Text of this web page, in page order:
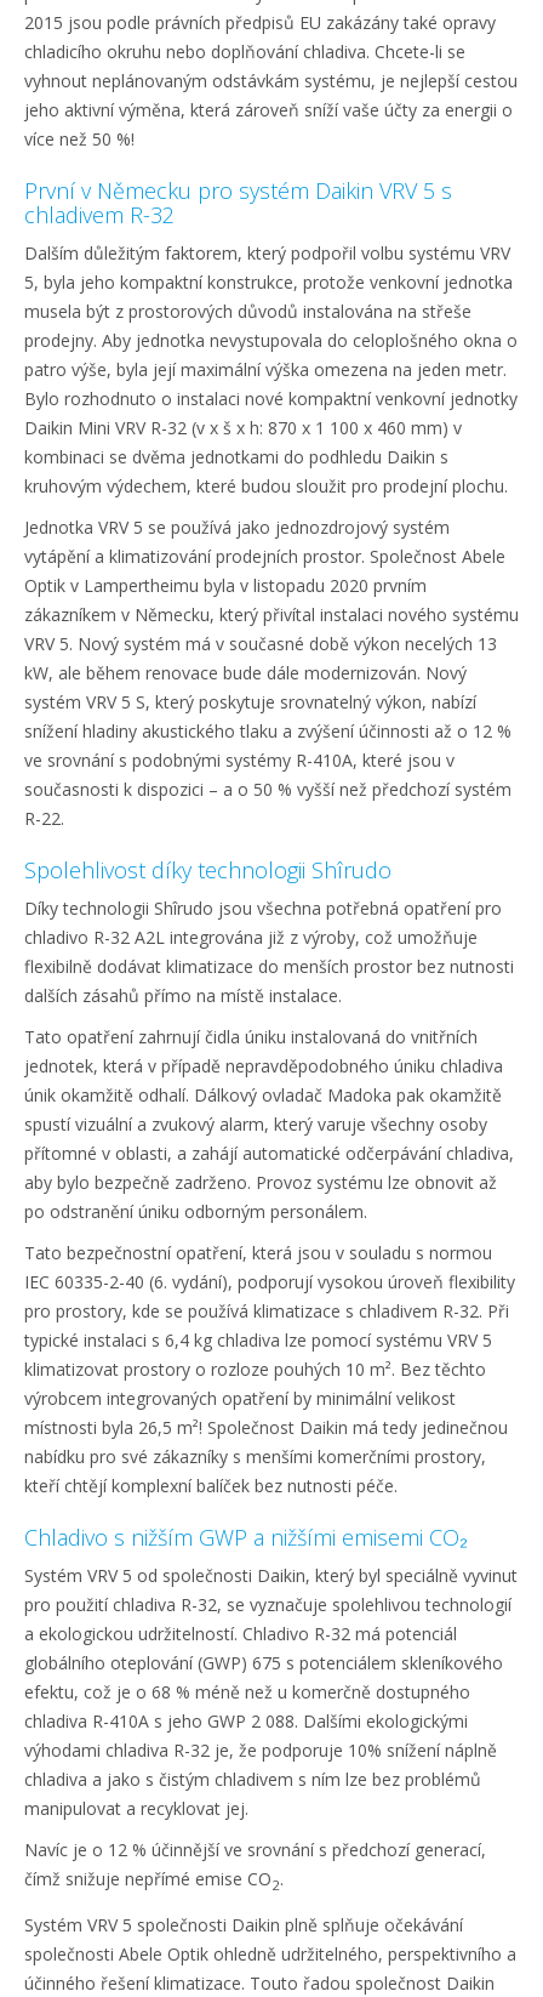
2015 jsou podle právních předpisů EU zakázány také opravy
chladicího okruhu nebo doplňování chladiva. Chcete-li se
vyhnout neplánovaným odstávkám systému, je nejlepší cestou
jeho aktivní výměna, která zároveň sníží vaše účty za energii o
více než 50 %!
První v Německu pro systém Daikin VRV 5 s
chladivem R-32
Dalším důležitým faktorem, který podpořil volbu systému VRV
5, byla jeho kompaktní konstrukce, protože venkovní jednotka
musela být z prostorových důvodů instalována na střeše
prodejny. Aby jednotka nevystupovala do celoplošného okna o
patro výše, byla její maximální výška omezena na jeden metr.
Bylo rozhodnuto o instalaci nové kompaktní venkovní jednotky
Daikin Mini VRV R-32 (v x š x h: 870 x 1 100 x 460 mm) v
kombinaci se dvěma jednotkami do podhledu Daikin s
kruhovým výdechem, které budou sloužit pro prodejní plochu.
Jednotka VRV 5 se používá jako jednozdrojový systém
vytápění a klimatizování prodejních prostor. Společnost Abele
Optik v Lampertheimu byla v listopadu 2020 prvním
zákazníkem v Německu, který přivítal instalaci nového systému
VRV 5. Nový systém má v současné době výkon necelých 13
kW, ale během renovace bude dále modernizován. Nový
systém VRV 5 S, který poskytuje srovnatelný výkon, nabízí
snížení hladiny akustického tlaku a zvýšení účinnosti až o 12 %
ve srovnání s podobnými systémy R-410A, které jsou v
současnosti k dispozici – a o 50 % vyšší než předchozí systém
R-22.
Spolehlivost díky technologii Shîrudo
Díky technologii Shîrudo jsou všechna potřebná opatření pro
chladivo R-32 A2L integrována již z výroby, což umožňuje
flexibilně dodávat klimatizace do menších prostor bez nutnosti
dalších zásahů přímo na místě instalace.
Tato opatření zahrnují čidla úniku instalovaná do vnitřních
jednotek, která v případě nepravděpodobného úniku chladiva
únik okamžitě odhalí. Dálkový ovladač Madoka pak okamžitě
spustí vizuální a zvukový alarm, který varuje všechny osoby
přítomné v oblasti, a zahájí automatické odčerpávání chladiva,
aby bylo bezpečně zadrženo. Provoz systému lze obnovit až
po odstranění úniku odborným personálem.
Tato bezpečnostní opatření, která jsou v souladu s normou
IEC 60335-2-40 (6. vydání), podporují vysokou úroveň flexibility
pro prostory, kde se používá klimatizace s chladivem R-32. Při
typické instalaci s 6,4 kg chladiva lze pomocí systému VRV 5
klimatizovat prostory o rozloze pouhých 10 m². Bez těchto
výrobcem integrovaných opatření by minimální velikost
místnosti byla 26,5 m²! Společnost Daikin má tedy jedinečnou
nabídku pro své zákazníky s menšími komerčními prostory,
kteří chtějí komplexní balíček bez nutnosti péče.
Chladivo s nižším GWP a nižšími emisemi CO₂
Systém VRV 5 od společnosti Daikin, který byl speciálně vyvinut
pro použití chladiva R-32, se vyznačuje spolehlivou technologií
a ekologickou udržitelností. Chladivo R-32 má potenciál
globálního oteplování (GWP) 675 s potenciálem skleníkového
efektu, což je o 68 % méně než u komerčně dostupného
chladiva R-410A s jeho GWP 2 088. Dalšími ekologickými
výhodami chladiva R-32 je, že podporuje 10% snížení náplně
chladiva a jako s čistým chladivem s ním lze bez problémů
manipulovat a recyklovat jej.
Navíc je o 12 % účinnější ve srovnání s předchozí generací,
čímž snižuje nepřímé emise CO2.
Systém VRV 5 společnosti Daikin plně splňuje očekávání
společnosti Abele Optik ohledně udržitelného, perspektivního a
účinného řešení klimatizace. Touto řadou společnost Daikin